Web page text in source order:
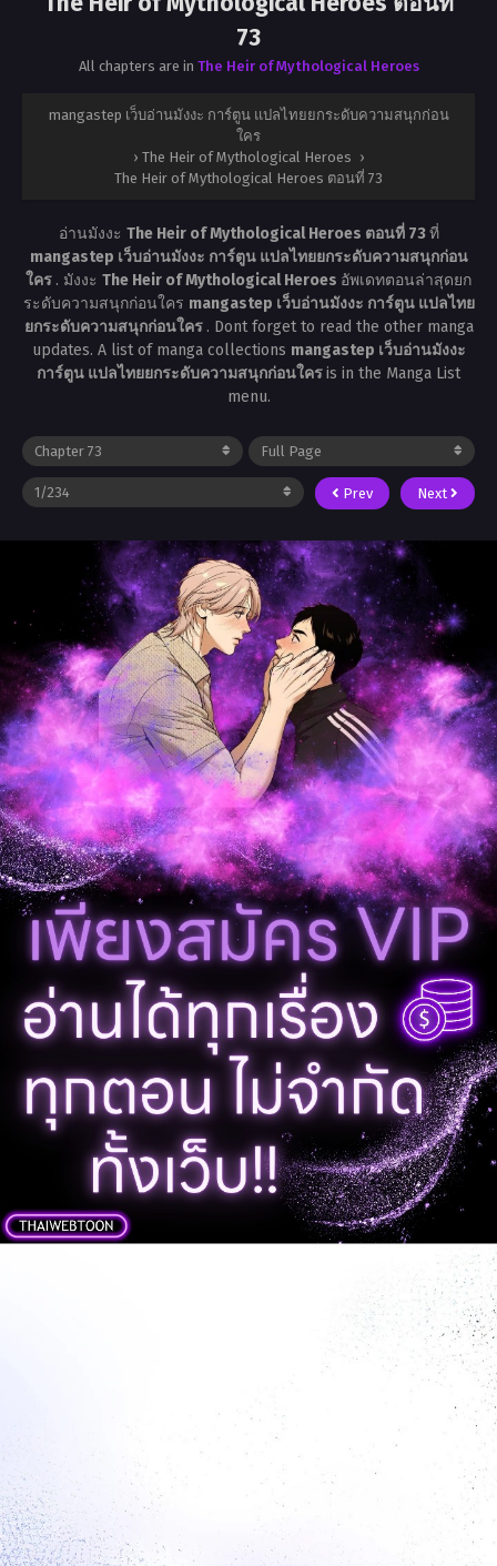
73
All chapters are in The Heir of Mythological Heroes
mangastep เว็บอ่านมังงะ การ์ตูน แปลไทยยกระดับความสนุกก่อน
ใคร
› The Heir of Mythological Heroes ›
The Heir of Mythological Heroes ตอนที่ 73
อ่านมังงะ The Heir of Mythological Heroes ตอนที่ 73ที่
mangastep เว็บอ่านมังงะ การ์ตูน แปลไทยยกระดับความสนุกก่อน
ใคร . มังงะ The Heir of Mythological Heroes อัพเดทตอนล่าสุดยก
ระดับความสนุกก่อนใคร mangastep เว็บอ่านมังงะ การ์ตูน แปลไทย
ยกระดับความสนุกก่อนใคร . Dont forget to read the other manga
updates. A list of manga collections mangastep เว็บอ่านมังงะ
การ์ตูน แปลไทยยกระดับความสนุกก่อนใครis in the Manga List
menu.
Prev Next